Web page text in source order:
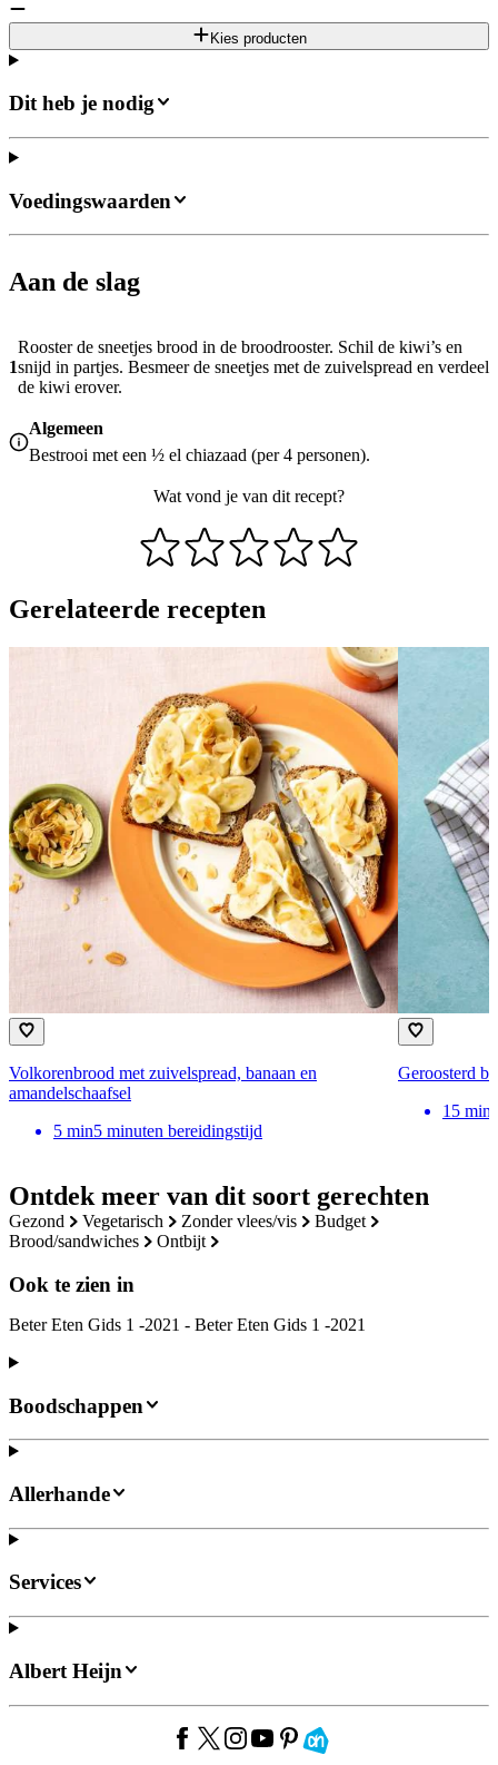
Kies producten
Dit heb je nodig
Ontdek meer van dit soort gerechten
gezond vegetarisch zonder vlees/vis
budget
brood/sandwiches
ontbijt
Ook te zien in
Beter Eten Gids 1 -2021 - Beter Eten Gids 1 -2021
Aan de slag
1
Rooster de sneetjes brood in de broodrooster. Schil de kiwi’s en
snijd in partjes. Besmeer de sneetjes met de zuivelspread en verdeel
de kiwi erover.
Algemeen
Bestrooi met een ½ el chiazaad (per 4 personen).
Wat vond je van dit recept?
Voedingswaarden
Gerelateerde recepten
Volkorenbrood met zuivelspread, banaan en
amandelschaafsel
5 min5 minuten bereidingstijd
Geroosterd
15 min
Boodschappen
Allerhande
Services
Albert Heijn